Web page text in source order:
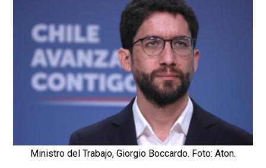
Ministro del Trabajo, Giorgio Boccardo. Foto: Aton.